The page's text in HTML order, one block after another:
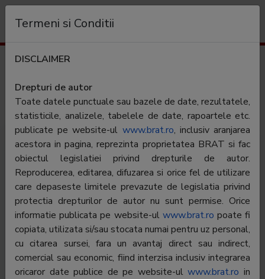
digisport.ro
Categorie:Sport
Te tine la curent cu cele mai noi stiri, rezultate si
clasamente din sport!
Termeni si Conditii
DISCLAIMER
Drepturi de autor
Toate datele punctuale sau bazele de date, rezultatele,
statisticile, analizele, tabelele de date, rapoartele etc.
publicate pe website-ul www.brat.ro, inclusiv aranjarea
acestora in pagina, reprezinta proprietatea BRAT si fac
obiectul legislatiei privind drepturile de autor.
Reproducerea, editarea, difuzarea si orice fel de utilizare
care depaseste limitele prevazute de legislatia privind
protectia drepturilor de autor nu sunt permise. Orice
informatie publicata pe website-ul www.brat.ro poate fi
copiata, utilizata si/sau stocata numai pentru uz personal,
cu citarea sursei, fara un avantaj direct sau indirect,
comercial sau economic, fiind interzisa inclusiv integrarea
oricaror date publice de pe website-ulwww.brat.ro in